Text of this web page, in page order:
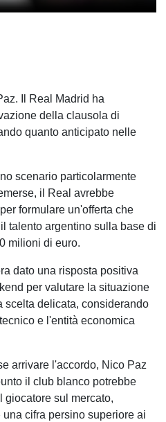
Il Real Madrid ha
della clausola di
quanto anticipato nelle
scenario particolarmente
il Real avrebbe
formulare un'offerta che
talento argentino sulla base di
milioni di euro.
dato una risposta positiva
per valutare la situazione
scelta delicata, considerando
e l'entità economica
arrivare l'accordo, Nico Paz
il club blanco potrebbe
giocatore sul mercato,
cifra persino superiore ai